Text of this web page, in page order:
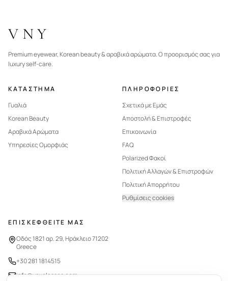
VNY
Premium eyewear, Korean beauty & αραβικά αρώματα. Ο προορισμός σας για
luxury self-care.
ΚΑΤΑΣΤΗΜΑ
Γυαλιά
Korean Beauty
Αραβικά Αρώματα
Υπηρεσίες Ομορφιάς
ΠΛΗΡΟΦΟΡΙΕΣ
Σχετικά με Εμάς
Αποστολή & Επιστροφές
Επικοινωνία
FAQ
Polarized Φακοί
Πολιτική Αλλαγών & Επιστροφών
Πολιτική Απορρήτου
Ρυθμίσεις cookies
ΕΠΙΣΚΕΦΘΕΙΤΕ ΜΑΣ
Οδός 1821 αρ. 29, Ηράκλειο 71202
Greece
+30 281 1814515
info@vnyglasses.com